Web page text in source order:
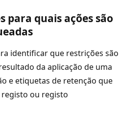
para quais ações são
identificar que restrições são
da aplicação de uma
e etiquetas de retenção que
ou registo